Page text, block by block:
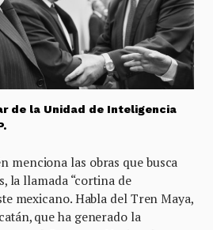
de la Unidad de Inteligencia
menciona las obras que busca
la llamada “cortina de
mexicano. Habla del Tren Maya,
que ha generado la